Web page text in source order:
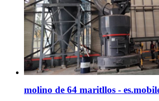
molino de 64 maritllos -